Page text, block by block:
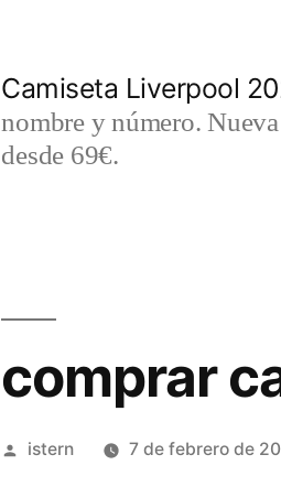
Camiseta Liverpool
nombre y número.
desde 69€.
comprar
Publicado
istern 7 de febrero de